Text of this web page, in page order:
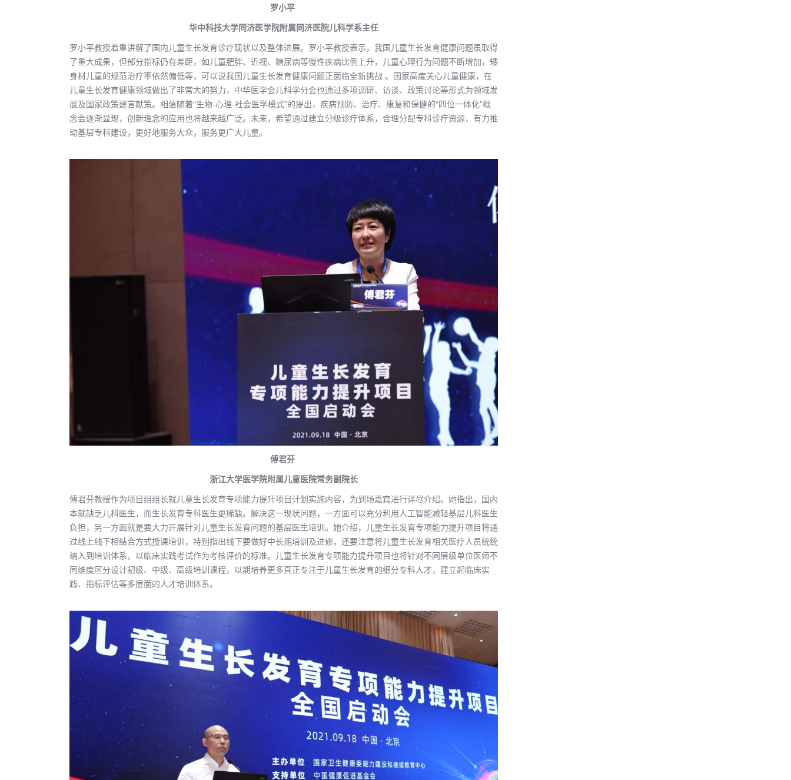
罗小平
华中科技大学同济医学院附属同济医院儿科学系主任
罗小平教授着重讲解了国内儿童生长发育诊疗现状以及整体进展。罗小平教授表示，我国儿童生长发育健康问题虽取得
了重大成果，但部分指标仍有差距，如儿童肥胖、近视、糖尿病等慢性疾病比例上升，儿童心理行为问题不断增加，矮
身材儿童的规范治疗率依然偏低等，可以说我国儿童生长发育健康问题正面临全新挑战 。国家高度关心儿童健康，在
儿童生长发育健康领域做出了非常大的努力，中华医学会儿科学分会也通过多项调研、访谈、政策讨论等形式为领域发
展及国家政策建言献策。相信随着“生物-心理-社会医学模式”的提出，疾病预防、治疗、康复和保健的“四位一体化”概
念会逐渐显现，创新理念的应用也将越来越广泛。未来，希望通过建立分级诊疗体系，合理分配专科诊疗资源，有力推
动基层专科建设，更好地服务大众，服务更广大儿童。
傅君芬
浙江大学医学院附属儿童医院常务副院长
傅君芬教授作为项目组组长就儿童生长发育专项能力提升项目计划实施内容，为到场嘉宾进行详尽介绍。她指出，国内
本就缺乏儿科医生，而生长发育专科医生更稀缺。解决这一现状问题，一方面可以充分利用人工智能减轻基层儿科医生
负担，另一方面就是要大力开展针对儿童生长发育问题的基层医生培训。她介绍，儿童生长发育专项能力提升项目将通
过线上线下相结合方式授课培训，特别指出线下要做好中长期培训及进修，还要注意将儿童生长发育相关医疗人员统统
纳入到培训体系，以临床实践考试作为考核评价的标准。儿童生长发育专项能力提升项目也将针对不同层级单位医师不
同维度区分设计初级、中级、高级培训课程，以期培养更多真正专注于儿童生长发育的细分专科人才，建立起临床实
践、指标评估等多层面的人才培训体系。